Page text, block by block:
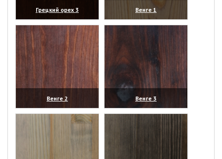
Грецкий орех 3
(увеличить)
Венге 1
(увеличить)
Венге 2
(увеличить)
Венге 3
(увеличить)